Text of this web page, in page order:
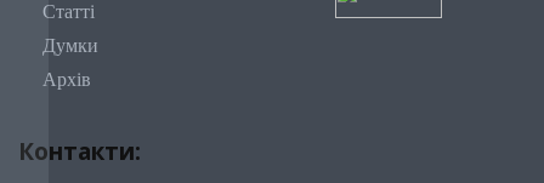
Статті
Думки
Архів
Контакти: